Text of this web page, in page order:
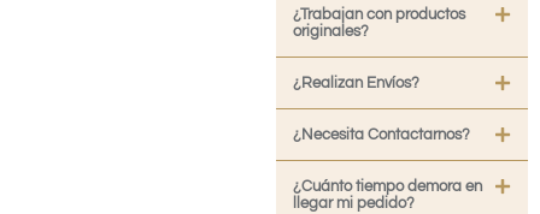
¿Trabajan con productos
originales?
¿Realizan Envíos?
¿Necesita Contactarnos?
¿Cuánto tiempo demora en
llegar mi pedido?